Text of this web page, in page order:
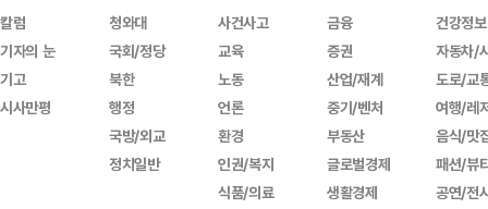
칼럼
기자의 눈
기고
시사만평
청와대
국회/정당
북한
행정
국방/외교
정치일반
사건사고
교육
노동
언론
환경
인권/복지
식품/의료
금융
증권
산업/재계
중기/벤처
부동산
글로벌경제
생활경제
건강정보
자동차/
도로/교
여행/레
음식/맛
패션/뷰
공연/전